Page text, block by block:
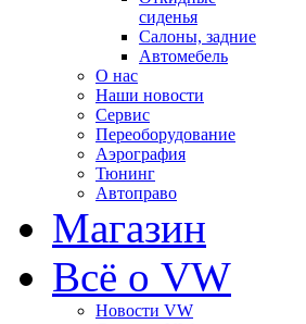
сиденья
Салоны, задние
Автомебель
О нас
Наши новости
Сервис
Переоборудование
Аэрография
Тюнинг
Автоправо
Магазин
Всё о VW
Новости VW